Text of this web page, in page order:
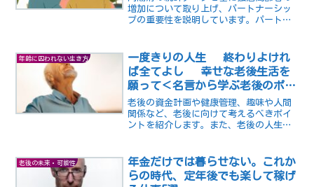
増加について取り上げ、パートナーシッ
プの重要性を説明しています。パートナ
支援策にも言及し、高齢者と社会に対す
る有益なテーマを提供しています。
年齢に囚われない生き方
一度きりの人生 終わりよけれ
ば全てよし 幸せな老後生活を
願って＜名言から学ぶ老後のポジ
ティブ思考＞
老後の資金計画や健康管理、趣味や人間
関係など、老後に向けて考えるべきポイ
ントを紹介します。また、老後の人生に
老後の未来・可能性
年金だけでは暮らせない。これか
らの時代、定年後でも楽して稼げ